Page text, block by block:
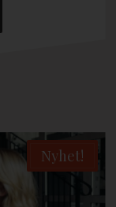
Nyhet!